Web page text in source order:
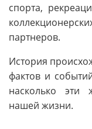
спорта,
партнеров.
История
фактов и
насколько эти
нашей жизни.